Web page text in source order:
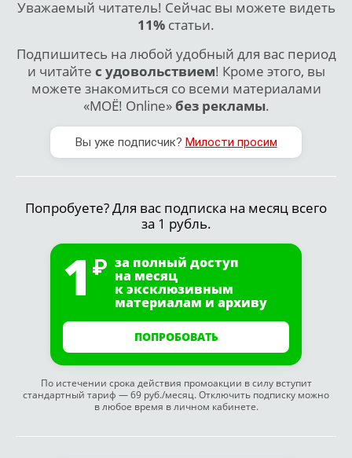
Уважаемый читатель! Сейчас вы можете видеть
11% статьи.
Подпишитесь на любой удобный для вас период
и читайте с удовольствием! Кроме этого, вы
можете знакомиться со всеми материалами
«МОЁ! Online»без рекламы.
Вы уже подписчик? Милости просим
Попробуете? Для вас подписка на месяц всего
за 1 рубль.
1 за полный доступ
на месяц
к эксклюзивным
материалам и архиву
ПОПРОБОВАТЬ
По истечении срока действия промоакции в силу вступит
стандартный тариф — 69 руб./месяц. Отключить подписку можно
в любое время в личном кабинете.